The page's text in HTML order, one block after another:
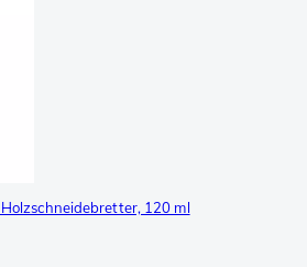
120 ml